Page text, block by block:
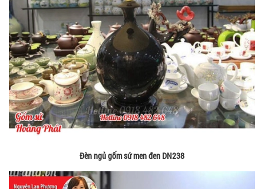
Đèn ngủ gốm sứ men đen DN238